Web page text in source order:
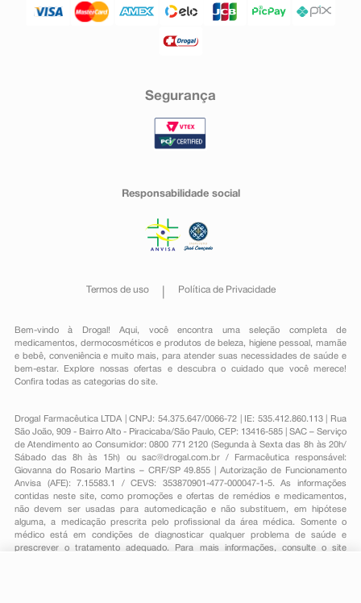
Segurança
Responsabilidade social
Termos de uso Política de Privacidade
Bem-vindo à Drogal! Aqui, você encontra uma seleção completa de
medicamentos , dermocosméticos e produtos de beleza, higiene pessoal ,mamãe
e bebê, conveniênciae muito mais, para atender suas necessidades de saúde e
bem-estar. Explore nossas ofertas e descubra o cuidado que você merece!
Confira todas as categorias do site.
Drogal Farmacêutica LTDA | CNPJ: 54.375.647/0066-72 | IE: 535.412.860.113 | Rua
São João, 909 - Bairro Alto - Piracicaba/São Paulo, CEP: 13416-585 | SAC – Serviço
de Atendimento ao Consumidor: 0800 771 2120 (Segunda à Sexta das 8h às 20h/
Sábado das 8h às 15h) ou sac@drogal.com.br/ Farmacêutica responsável:
Giovanna do Rosario Martins – CRF/SP 49.855 | Autorização de Funcionamento
Anvisa (AFE): 7.15583.1 / CEVS: 353870901-477-000047-1-5. As informações
contidas neste site, como promoções e ofertas de remédios e medicamentos,
não devem ser usadas para automedicação e não substituem, em hipótese
alguma, a medicação prescrita pelo profissional da área médica. Somente o
médico está em condições de diagnosticar qualquer problema de saúde e
prescrever o tratamento adequado. Para mais informações, consulte o site